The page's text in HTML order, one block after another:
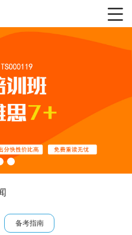
备考指南